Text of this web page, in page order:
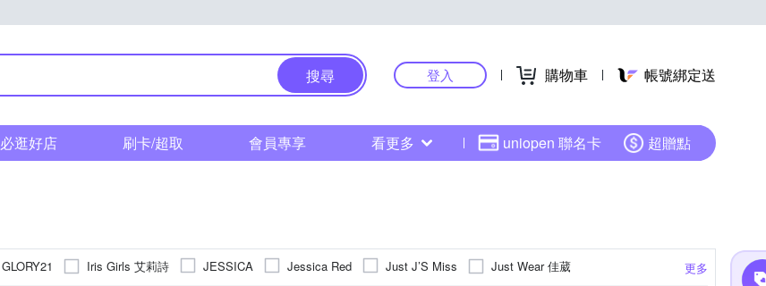
搜尋 登入 購物車 帳號綁定送
必逛好店 刷卡/超取 會員專享 看更多 uniopen 聯名卡 超贈點
更多
GLORY21 Iris Girls 艾莉詩 JESSICA Jessica Red Just J’S Miss
Just Wear 佳葳